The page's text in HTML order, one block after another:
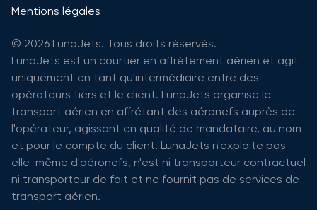
Mentions légales
© 2026 LunaJets. Tous droits réservés.
LunaJets est un courtier en affrètement aérien et agit
uniquement en tant qu'intermédiaire entre des
opérateurs tiers et le client. LunaJets organise le
transport aérien en affrétant des aéronefs auprès de
l'opérateur, agissant en qualité de mandataire, au nom
et pour le compte du client. LunaJets n'exploite pas
elle-même d'aéronefs, n'est ni transporteur contractuel
ni transporteur de fait et ne fournit pas de services de
transport aérien.